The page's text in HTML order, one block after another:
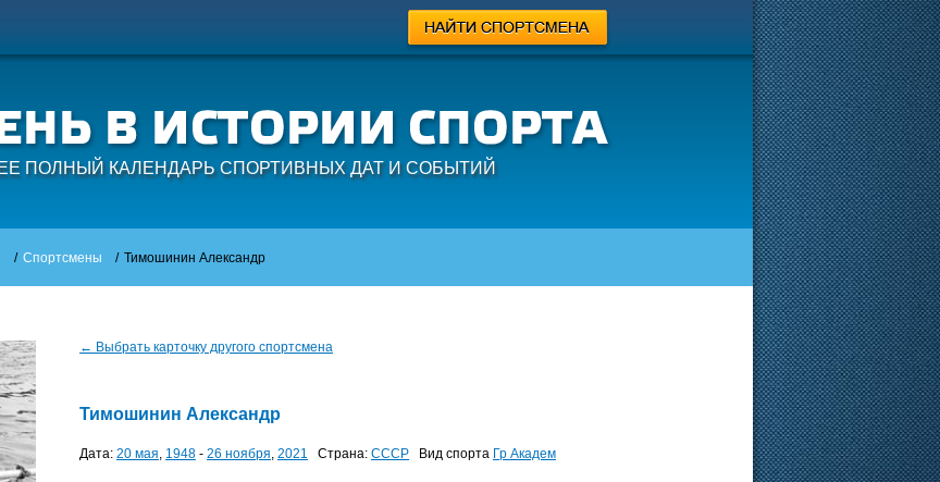
ПОЛНЫЙ КАЛЕНДАРЬ СПОРТИВНЫХ ДАТ И СОБЫТИЙ
/ Спортсмены / Тимошинин Александр
← Выбрать карточку другого спортсмена
Тимошинин Александр
Дата: 20 мая, 1948 - 26 ноября, 2021 Страна: СССР Вид спорта Гр Академ